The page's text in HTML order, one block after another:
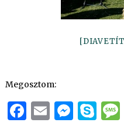
Megosztom:
Facebook
Email